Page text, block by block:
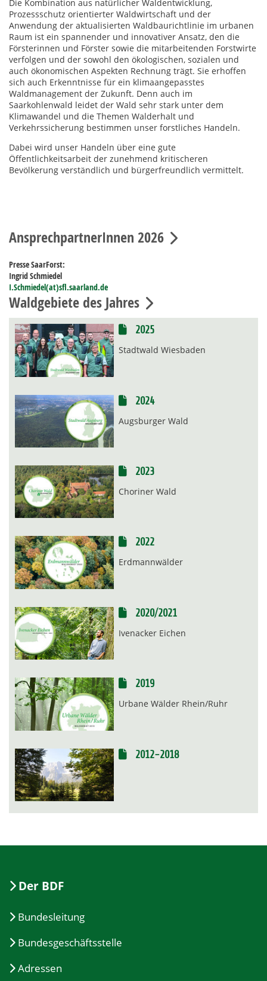
Die Kombination aus natürlicher Waldentwicklung,
Prozessschutz orientierter Waldwirtschaft und der
Anwendung der aktualisierten Waldbaurichtlinie im urbanen
Raum ist ein spannender und innovativer Ansatz, den die
Försterinnen und Förster sowie die mitarbeitenden Forstwirte
verfolgen und der sowohl den ökologischen, sozialen und
auch ökonomischen Aspekten Rechnung trägt. Sie erhoffen
sich auch Erkenntnisse für ein klimaangepasstes
Waldmanagement der Zukunft. Denn auch im
Saarkohlenwald leidet der Wald sehr stark unter dem
Klimawandel und die Themen Walderhalt und
Verkehrssicherung bestimmen unser forstliches Handeln.
Dabei wird unser Handeln über eine gute
Öffentlichkeitsarbeit der zunehmend kritischeren
Bevölkerung verständlich und bürgerfreundlich vermittelt.
AnsprechpartnerInnen 2026
Presse SaarForst:
Ingrid Schmiedel
I.Schmiedel(at)sfl.saarland.de
Waldgebiete des Jahres
2025
Stadtwald Wiesbaden
2024
Augsburger Wald
2023
Choriner Wald
2022
Erdmannwälder
2020/2021
Ivenacker Eichen
2019
Urbane Wälder Rhein/Ruhr
2012-2018
Der BDF
Bundesleitung
Bundesgeschäftsstelle
Adressen